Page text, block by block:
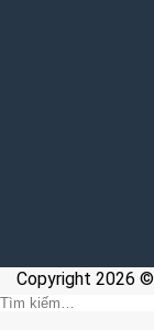
Copyright 2026 ©